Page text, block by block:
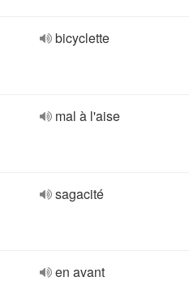
bicyclette
mal à l'aise
sagacité
en avant